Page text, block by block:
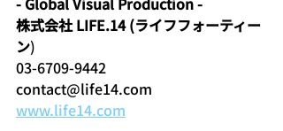
株式会社 LIFE.14 (ライフフォーティー
ン)
03-6709-9442
contact@life14.com
www.life14.com